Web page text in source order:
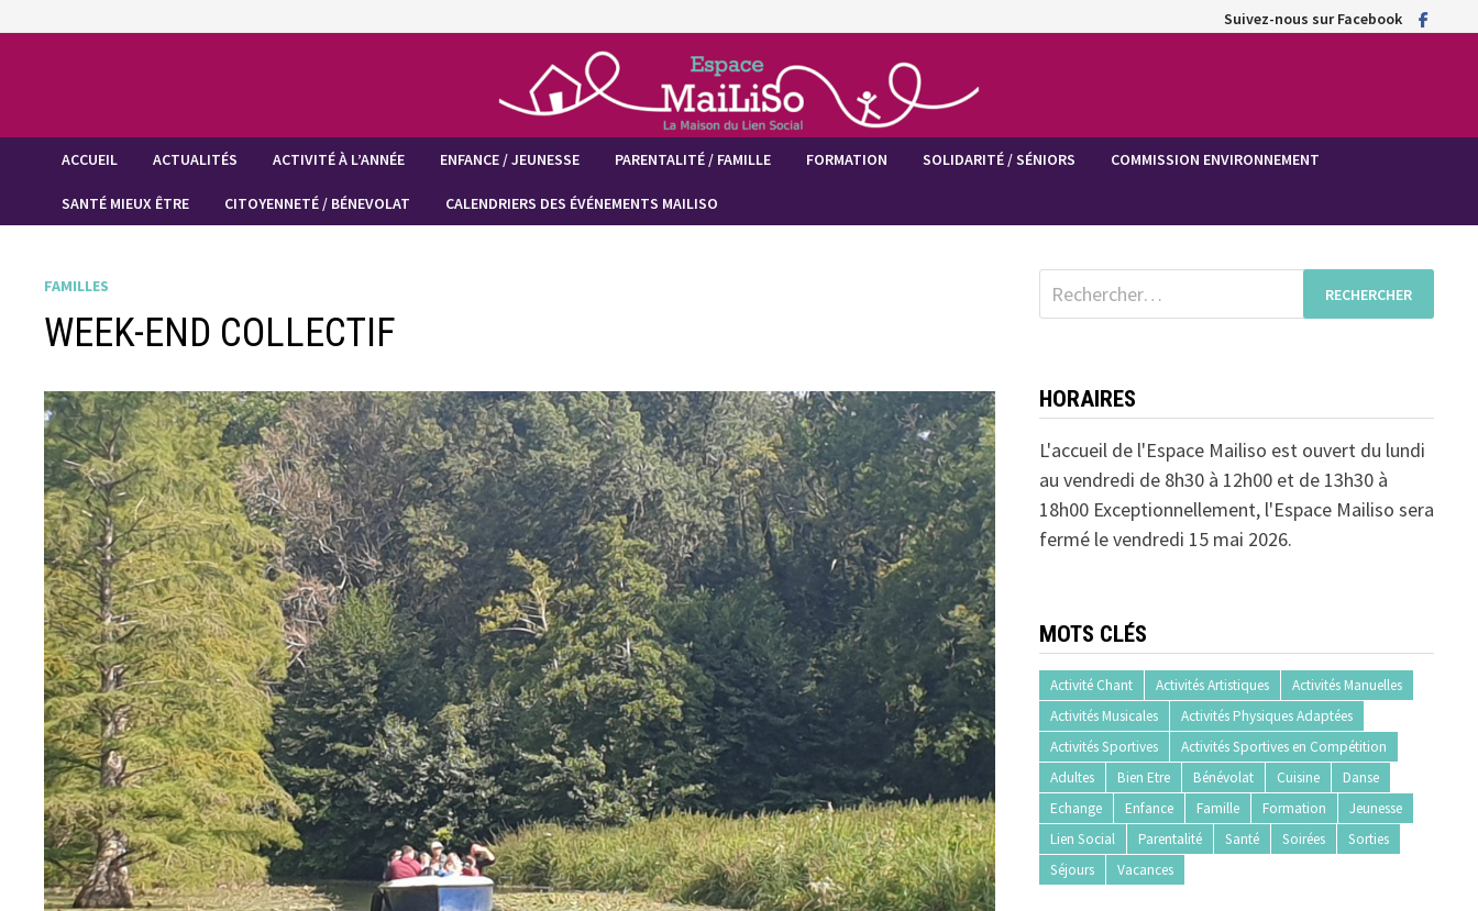
Suivez-nous sur Facebook
ACCUEIL ACTUALITÉS ACTIVITÉ À L’ANNÉE ENFANCE / JEUNESSE PARENTALITÉ / FAMILLE FORMATION SOLIDARITÉ / SÉNIORS COMMISSION ENVIRONNEMENT
SANTÉ MIEUX ÊTRE CITOYENNETÉ / BÉNEVOLAT CALENDRIERS DES ÉVÉNEMENTS MAILISO
FAMILLES
WEEK-END COLLECTIF
Rechercher :
HORAIRES
L'accueil de l'Espace Mailiso est ouvert du lundi
au vendredi de 8h30 à 12h00 et de 13h30 à
18h00 Exceptionnellement, l'Espace Mailiso sera
fermé le vendredi 15 mai 2026.
MOTS CLÉS
Activité Chant Activités Artistiques
Activités Manuelles
Activités Musicales
Activités Physiques Adaptées
Activités Sportives
Activités Sportives en Compétition
Adultes
Bien Etre Bénévolat Cuisine
Danse
Echange
Enfance Famille Formation
Jeunesse
Lien Social
Parentalité Santé Soirées
Sorties
Séjours
Vacances